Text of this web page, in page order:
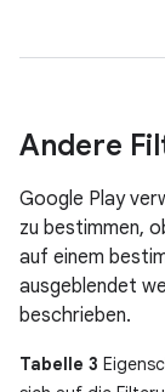
Andere
Google Play
zu bestimmen,
auf einem
ausgeblendet
beschrieben.
Tabelle 3